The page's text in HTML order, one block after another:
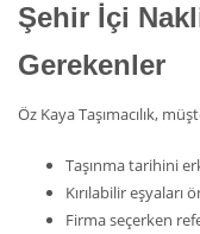
Şehir İçi
Gerekenler
Öz Kaya Taşımacılık,
Taşınma tarihini
Kırılabilir
Firma seçerken